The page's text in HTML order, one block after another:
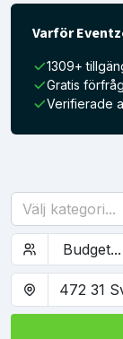
Varför
1309+
Gratis
Verifierade
Välj kategori...